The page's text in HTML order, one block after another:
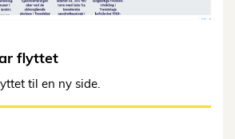
flyttet
til en ny side.